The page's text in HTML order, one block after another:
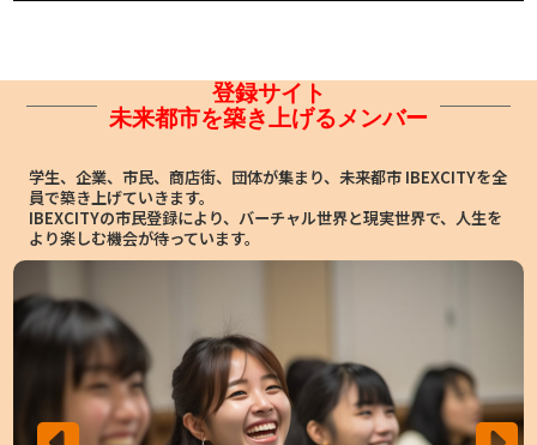
登録サイト
未来都市を築き上げるメンバー
学生、企業、市民、商店街、団体が集まり、未来都市 IBEXCITYを全
員で築き上げていきます。
IBEXCITYの市民登録により、バーチャル世界と現実世界で、人生を
より楽しむ機会が待っています。